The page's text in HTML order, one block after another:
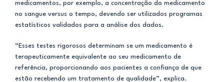
medicamentos, por exemplo, a concentração do medicamento
no sangue versus o tempo, devendo ser utilizados programas
estatísticos validados para a análise dos dados.
“Esses testes rigorosos determinam se um medicamento é
terapeuticamente equivalente ao seu medicamento de
referência, proporcionando aos pacientes a confiança de que
estão recebendo um tratamento de qualidade”, explica.